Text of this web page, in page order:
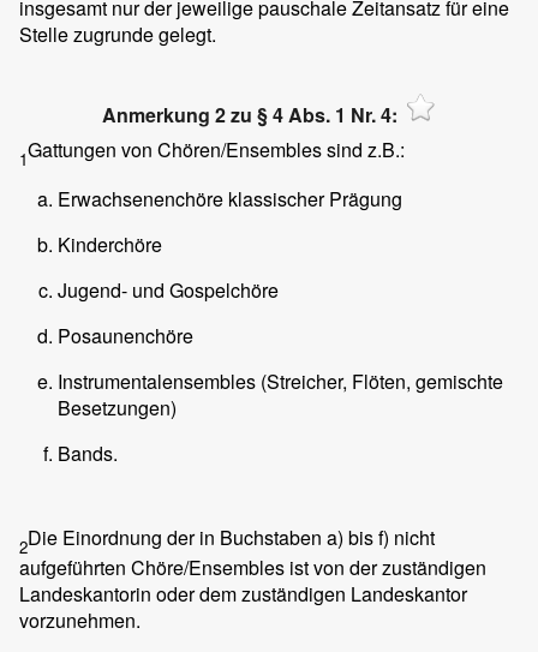
insgesamt nur der jeweilige pauschale Zeitansatz für eine
Stelle zugrunde gelegt.
Anmerkung 2 zu § 4 Abs. 1 Nr. 4:
1Gattungen von Chören/Ensembles sind z.B.:
Erwachsenenchöre klassischer Prägung
Kinderchöre
Jugend- und Gospelchöre
Posaunenchöre
Instrumentalensembles (Streicher, Flöten, gemischte
Besetzungen)
Bands.
2Die Einordnung der in Buchstaben a) bis f) nicht
aufgeführten Chöre/Ensembles ist von der zuständigen
Landeskantorin oder dem zuständigen Landeskantor
vorzunehmen.